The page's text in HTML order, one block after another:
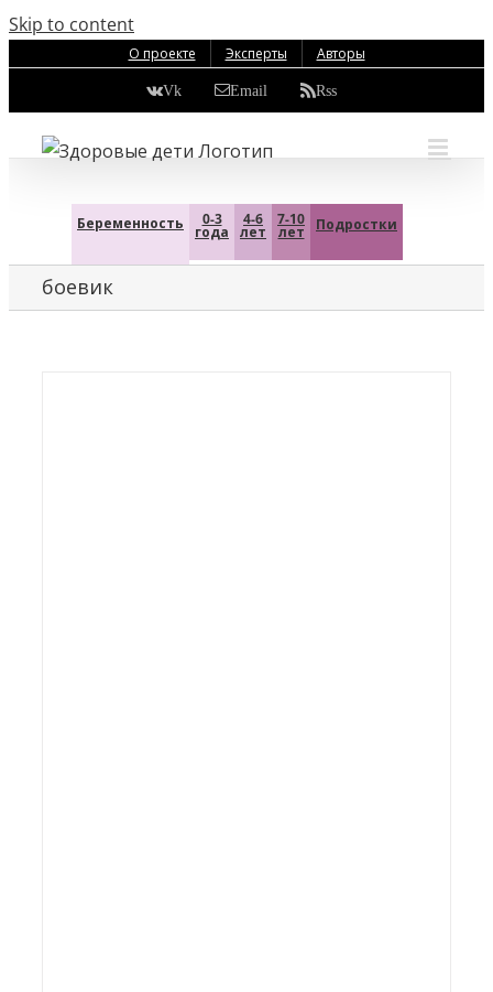
Skip to content
О проекте Эксперты Авторы
Vk Email Rss
Беременность 0-3
года
4-6
лет
7-10
лет Подростки
боевик